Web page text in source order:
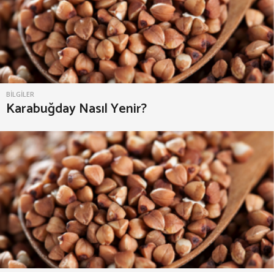
BILGILER
Karabuğday Nasıl Yenir?